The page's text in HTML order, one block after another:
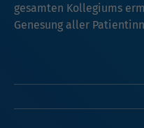
gesamten Kollegiums
Genesung aller